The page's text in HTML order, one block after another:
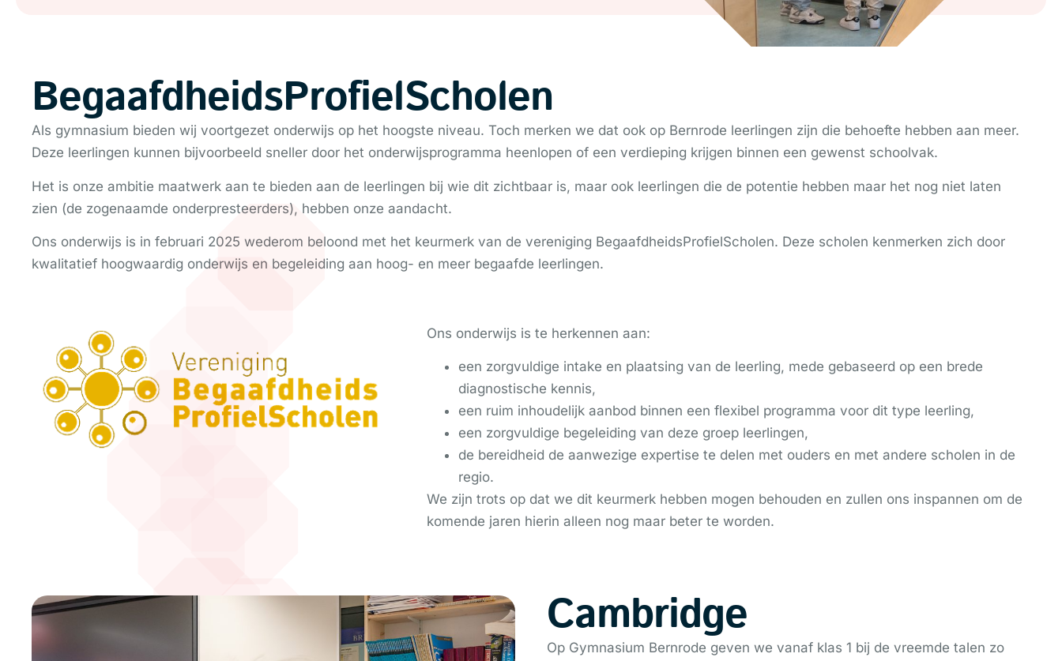
BegaafdheidsProfielScholen
Als gymnasium bieden wij voortgezet onderwijs op het hoogste niveau. Toch merken we dat ook op Bernrode leerlingen zijn die behoefte hebben aan meer.
Deze leerlingen kunnen bijvoorbeeld sneller door het onderwijsprogramma heenlopen of een verdieping krijgen binnen een gewenst schoolvak.
Het is onze ambitie maatwerk aan te bieden aan de leerlingen bij wie dit zichtbaar is, maar ook leerlingen die de potentie hebben maar het nog niet laten
zien (de zogenaamde onderpresteerders), hebben onze aandacht.
Ons onderwijs is in februari 2025 wederom beloond met het keurmerk van de vereniging BegaafdheidsProfielScholen. Deze scholen kenmerken zich door
kwalitatief hoogwaardig onderwijs en begeleiding aan hoog- en meer begaafde leerlingen.
Ons onderwijs is te herkennen aan:
een zorgvuldige intake en plaatsing van de leerling, mede gebaseerd op een brede
diagnostische kennis,
een ruim inhoudelijk aanbod binnen een flexibel programma voor dit type leerling,
een zorgvuldige begeleiding van deze groep leerlingen,
de bereidheid de aanwezige expertise te delen met ouders en met andere scholen in de
regio.
We zijn trots op dat we dit keurmerk hebben mogen behouden en zullen ons inspannen om de
komende jaren hierin alleen nog maar beter te worden.
Cambridge
Op Gymnasium Bernrode geven we vanaf klas 1 bij de vreemde talen zo